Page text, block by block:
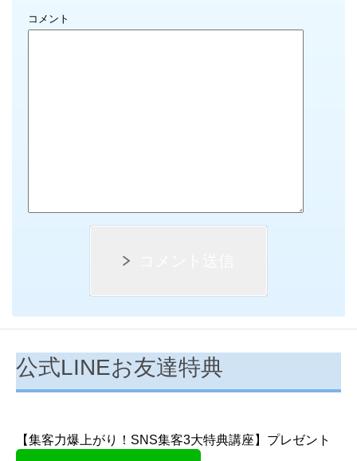
コメント
公式LINEお友達特典
【集客力爆上がり！SNS集客3大特典講座】プレゼント